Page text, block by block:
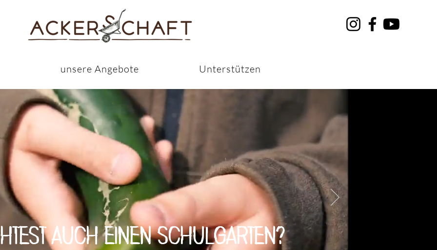
unsere Angebote Unterstützen
auch einen schulgarten?